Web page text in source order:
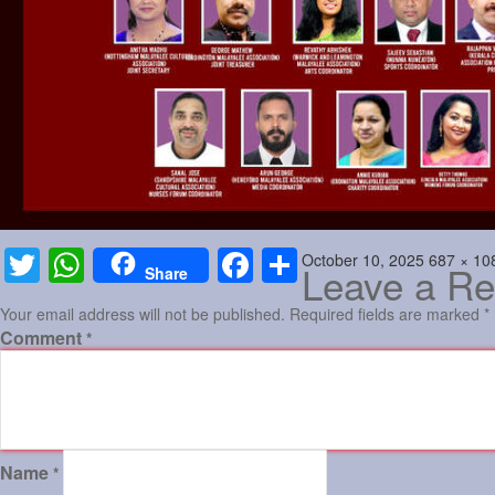
Twitter WhatsAppShare FacebookShare
Posted
October 10, 2025 Full
size
687 ×
Leave a
Your email address will not be published. Required fields are marked *
Comment *
Name *